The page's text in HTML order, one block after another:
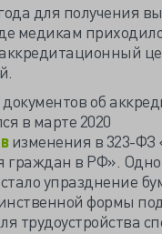
для получения
медикам
об
в марте 2020
изменения в 323-ФЗ
граждан в РФ».
упразднение
формы
трудоустройства